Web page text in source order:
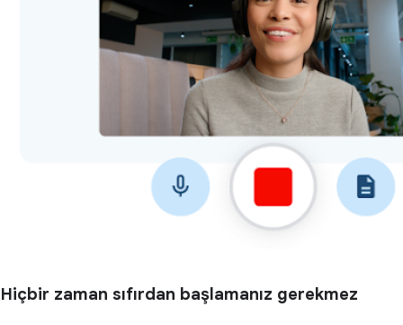
Hiçbir zaman sıfırdan başlamanız gerekmez